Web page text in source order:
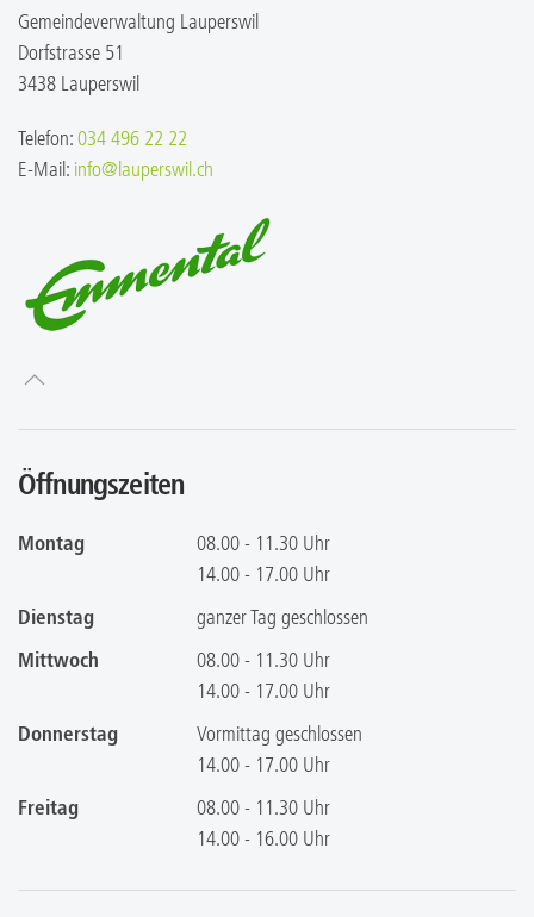
Gemeindeverwaltung Lauperswil
Dorfstrasse 51
3438 Lauperswil
Telefon: 034 496 22 22
E-Mail: info@lauperswil.ch
Öffnungszeiten
Montag
08.00 - 11.30 Uhr
14.00 - 17.00 Uhr
Dienstag
ganzer Tag geschlossen
Mittwoch
08.00 - 11.30 Uhr
14.00 - 17.00 Uhr
Donnerstag
Vormittag geschlossen
14.00 - 17.00 Uhr
Freitag
08.00 - 11.30 Uhr
14.00 - 16.00 Uhr